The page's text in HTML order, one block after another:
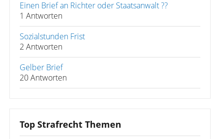
Einen Brief an Richter oder Staatsanwalt ??
1 Antworten
Sozialstunden Frist
2 Antworten
Gelber Brief
20 Antworten
Top Strafrecht Themen